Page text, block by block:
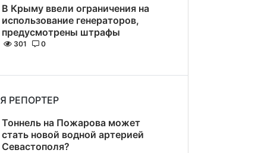
В Крыму ввели ограничения на
использование генераторов,
предусмотрены штрафы
301 0
Я РЕПОРТЕР
Тоннель на Пожарова может
стать новой водной артерией
Севастополя?